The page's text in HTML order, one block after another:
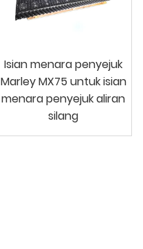
Isian menara penyejuk
Marley MX75 untuk isian
menara penyejuk aliran
silang